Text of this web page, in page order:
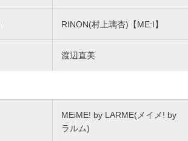
RINON(村上璃杏)【ME:I】
渡辺直美
MEiME! by LARME(メイメ! by
ラルム)